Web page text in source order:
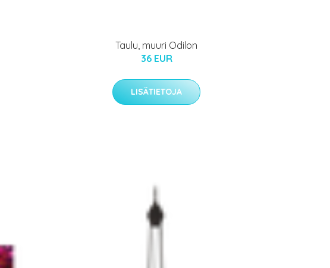
Taulu, muuri Odilon
36 EUR
LISÄTIETOJA